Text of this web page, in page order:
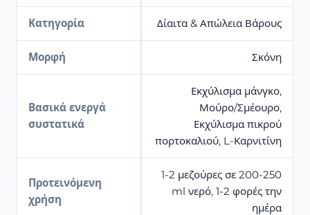
Κατηγορία Δίαιτα & Απώλεια Βάρους
Μορφή Σκόνη
Βασικά ενεργά
συστατικά
Εκχύλισμα μάνγκο,
Μούρο/Σμέουρο,
Εκχύλισμα πικρού
πορτοκαλιού, L-Καρνιτίνη
Προτεινόμενη
χρήση
1-2 μεζούρες σε 200-250
ml νερό, 1-2 φορές την
ημέρα